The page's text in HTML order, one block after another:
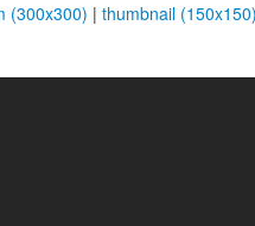
(300x300) | thumbnail (150x150)